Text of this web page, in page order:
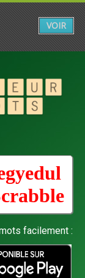
facilement :
VOIR